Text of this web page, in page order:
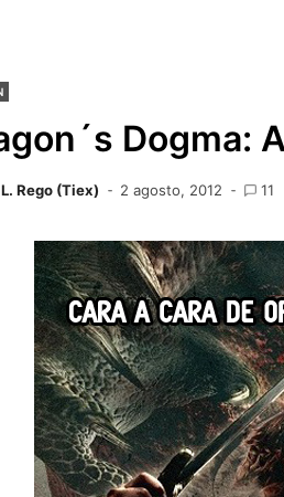
Dogma:
Rego (Tiex) 2 agosto, 2012 11